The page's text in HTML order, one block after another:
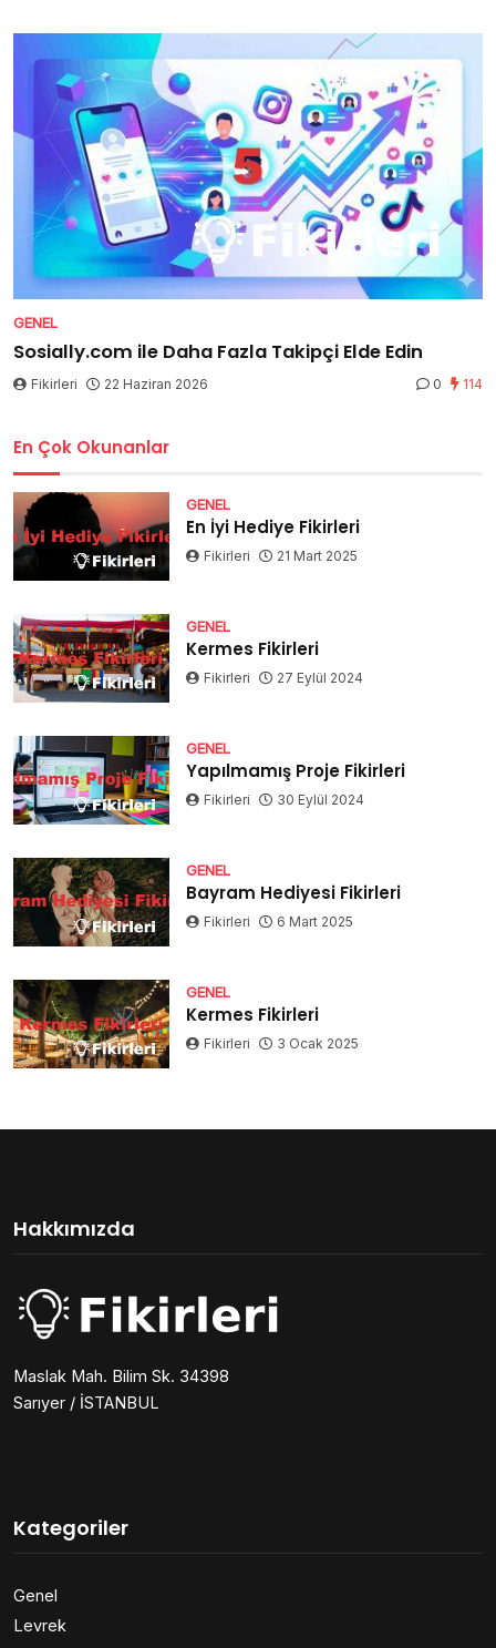
GENEL
Sosially.com ile Daha Fazla Takipçi Elde Edin
Fikirleri 22 Haziran 2026 0 114
En Çok Okunanlar
GENEL
En İyi Hediye Fikirleri
Fikirleri 21 Mart 2025
GENEL
Kermes Fikirleri
Fikirleri 27 Eylül 2024
GENEL
Yapılmamış Proje Fikirleri
Fikirleri 30 Eylül 2024
GENEL
Bayram Hediyesi Fikirleri
Fikirleri 6 Mart 2025
GENEL
Kermes Fikirleri
Fikirleri 3 Ocak 2025
Hakkımızda
Maslak Mah. Bilim Sk. 34398
Sarıyer / İSTANBUL
Kategoriler
Genel
Levrek